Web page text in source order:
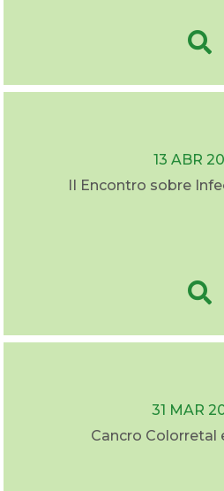
13 ABR
II Encontro sobre
31 MAR
Cancro Colorretal